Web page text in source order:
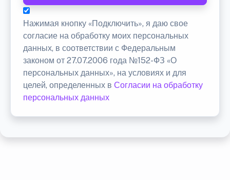
Нажимая кнопку «Подключить», я даю свое
согласие на обработку моих персональных
данных, в соответствии с Федеральным
законом от 27.07.2006 года №152-ФЗ «О
персональных данных», на условиях и для
целей, определенных в Согласии на обработку
персональных данных